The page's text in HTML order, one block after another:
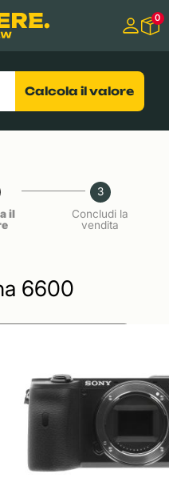
0
Calcola il valore
il
3
Concludi la
vendita
6600